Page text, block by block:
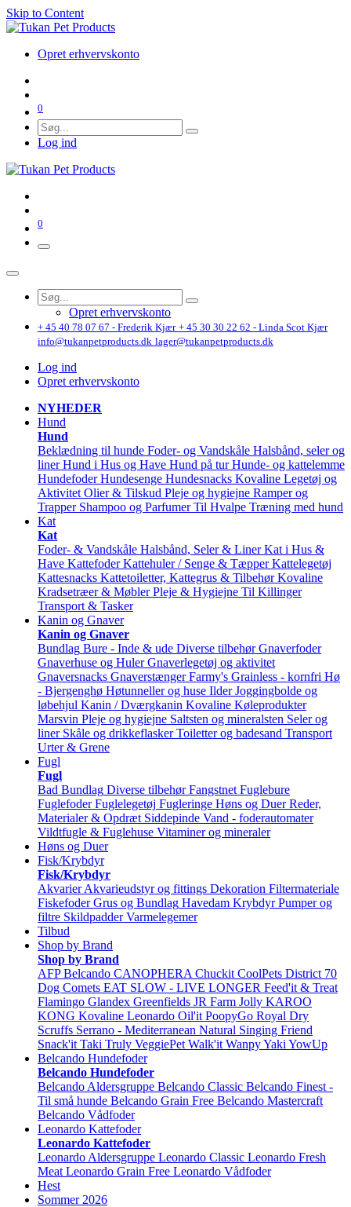
Skip to Content
Opret erhvervskonto
0
Log ind
0
Opret erhvervskonto
+ 45 40 78 07 67 - Frederik Kjær + 45 30 30 22 62 - Linda Scot Kjær
info@tukanpetproducts.dk lager@tukanpetproducts.dk
Log ind
Opret erhvervskonto
NYHEDER
Hund
Hund
Beklædning til hunde Foder- og Vandskåle Halsbånd, seler og
liner Hund i Hus og Have Hund på tur Hunde- og kattelemme
Hundefoder Hundesenge Hundesnacks Kovaline Legetøj og
Aktivitet Olier & Tilskud Pleje og hygiejne Ramper og
Trapper Shampoo og Parfumer Til Hvalpe Træning med hund
Kat
Kat
Foder- & Vandskåle Halsbånd, Seler & Liner Kat i Hus &
Have Kattefoder Kattehuler / Senge & Tæpper Kattelegetøj
Kattesnacks Kattetoiletter, Kattegrus & Tilbehør Kovaline
Kradsetræer & Møbler Pleje & Hygiejne Til Killinger
Transport & Tasker
Kanin og Gnaver
Kanin og Gnaver
Bundlag Bure - Inde & ude Diverse tilbehør Gnaverfoder
Gnaverhuse og Huler Gnaverlegetøj og aktivitet
Gnaversnacks Gnaverstænger Farmy's Grainless - kornfri Hø
- Bjergenghø Høtunneller og huse Ilder Joggingbolde og
løbehjul Kanin / Dværgkanin Kovaline Køleprodukter
Marsvin Pleje og hygiejne Saltsten og mineralsten Seler og
liner Skåle og drikkeflasker Toiletter og badesand Transport
Urter & Grene
Fugl
Fugl
Bad Bundlag Diverse tilbehør Fangstnet Fuglebure
Fuglefoder Fuglelegetøj Fugleringe Høns og Duer Reder,
Materialer & Opdræt Siddepinde Vand - foderautomater
Vildtfugle & Fuglehuse Vitaminer og mineraler
Høns og Duer
Fisk/Krybdyr
Fisk/Krybdyr
Akvarier Akvarieudstyr og fittings Dekoration Filtermateriale
Fiskefoder Grus og Bundlag Havedam Krybdyr Pumper og
filtre Skildpadder Varmelegemer
Tilbud
Shop by Brand
Shop by Brand
AFP Belcando CANOPHERA Chuckit CoolPets District 70
Dog Comets EAT SLOW - LIVE LONGER Feed'it & Treat
Flamingo Glandex Greenfields JR Farm Jolly KAROO
KONG Kovaline Leonardo Oil'it PoopyGo Royal Dry
Scruffs Serrano - Mediterranean Natural Singing Friend
Snack'it Taki Truly VeggiePet Walk'it WanpyYaki YowUp
Belcando Hundefoder
Belcando Hundefoder
Belcando Aldersgruppe Belcando Classic Belcando Finest -
Til små hunde Belcando Grain Free Belcando Mastercraft
Belcando Vådfoder
Leonardo Kattefoder
Leonardo Kattefoder
Leonardo Aldersgruppe Leonardo Classic Leonardo Fresh
Meat Leonardo Grain Free Leonardo Vådfoder
Hest
Sommer 2026